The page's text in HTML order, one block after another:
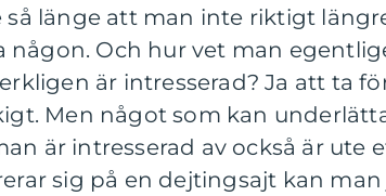
länge att man inte riktigt
någon. Och hur vet man
är intresserad? Ja att ta
Men något som kan
är intresserad av också är ute
sig på en dejtingsajt kan